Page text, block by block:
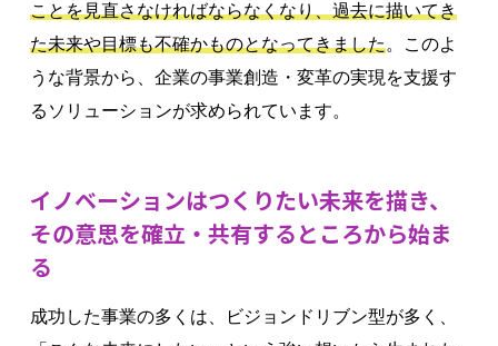
ことを見直さなければならなくなり、過去に描いてき
た未来や目標も不確かものとなってきました。このよ
うな背景から、企業の事業創造・変革の実現を支援す
るソリューションが求められています。
イノベーションはつくりたい未来を描き、
その意思を確立・共有するところから始ま
る
成功した事業の多くは、ビジョンドリブン型が多く、